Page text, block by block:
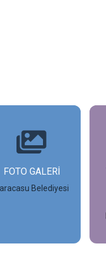
FOTO GALERİ
Belediyesi